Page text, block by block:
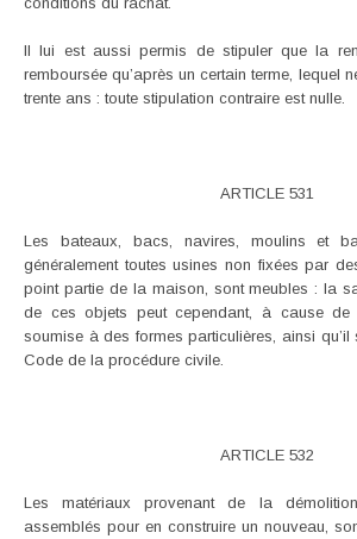
Il lui est aussi permis de stipuler que la
remboursée qu’après un certain terme, lequel
trente ans : toute stipulation contraire est nulle.
ARTICLE 531
Les bateaux, bacs, navires, moulins et
généralement toutes usines non fixées par
point partie de la maison, sont meubles : la
de ces objets peut cependant, à cause de
soumise à des formes particulières, ainsi
Code de la procédure civile.
ARTICLE 532
Les matériaux provenant de la
assemblés pour en construire un nouveau,